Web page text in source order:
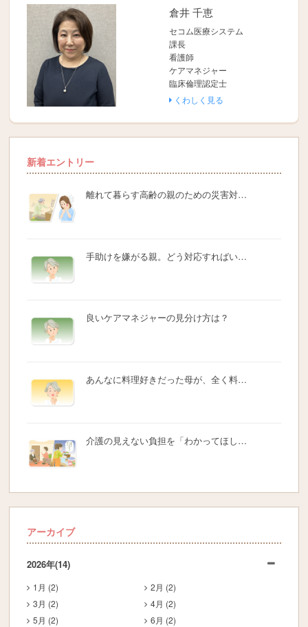
倉井 千恵
セコム医療システム
課長
看護師
ケアマネジャー
臨床倫理認定士
くわしく見る
新着エントリー
離れて暮らす高齢の親のための災害対…
手助けを嫌がる親。どう対応すればい…
良いケアマネジャーの見分け方は？
あんなに料理好きだった母が、全く料…
介護の見えない負担を「わかってほし…
アーカイブ
2026年(14)
1月 (2)
2月 (2)
3月 (2)
4月 (2)
5月 (2)
6月 (2)